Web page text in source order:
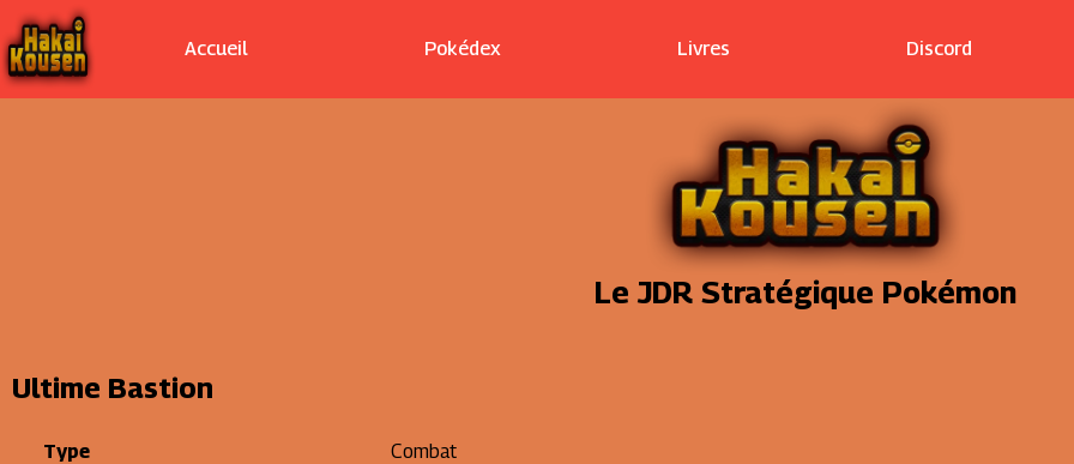
Accueil Pokédex Livres Discord
Le JDR Stratégique Pokémon
Ultime Bastion
Type
Combat